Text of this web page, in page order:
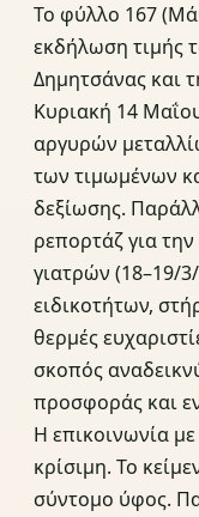
Το φύλλο 167
εκδήλωση τιμής
Δημητσάνας και
Κυριακή 14
αργυρών
των τιμωμένων
δεξίωσης.
ρεπορτάζ για
γιατρών (18–19/
ειδικοτήτων,
θερμές
σκοπός
προσφοράς και
Η επικοινωνία
κρίσιμη. Το
σύντομο ύφος.